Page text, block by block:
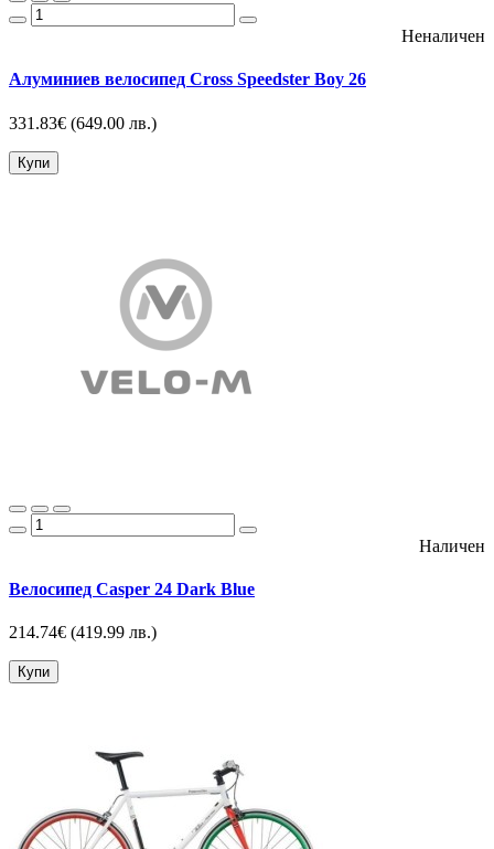
Неналичен
Алуминиев велосипед Cross Speedster Boy 26
331.83€ (649.00 лв.)
Купи
Наличен
Велосипед Casper 24 Dark Blue
214.74€ (419.99 лв.)
Купи